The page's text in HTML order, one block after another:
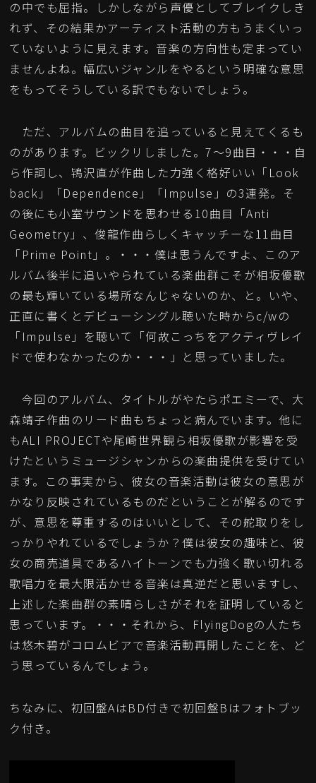
の中でも屈指。しかしながら声優としてブレイクしき
れず、その結果かアーティスト活動の方もうまくいっ
ていないように見えます。音楽の方向性も定まってい
ませんよね。幅広いジャンルをやるという明確な意思
をもってそうしている訳でもないでしょう。
ただ、アルバムの曲目を追っていると見えてくるも
のがあります。ビックリしました。7～9曲目・・・自
ら作詞し、鴇沢直が作曲した力強く格好いい「Look
back」「Dependence」「Impulse」の3連発。そ
の後にも小室サウンドを思わせる10曲目「Anti
Geometry」、俊龍作曲らしくキャッチーな11曲目
「Prime Point」。・・・僕は思うんですよ、このア
ルバム後半に追いやられている楽曲群こそが相坂優歌
の最も輝いている場所なんじゃないのか、と。いや、
正直に書くとデビューシングル聴いた時からc/wの
「Impulse」を聴いて「何故こっちをアクティヴレイ
ドで使わなかったのか・・・」と思っていました。
今回のアルバム、タイトルがやたらポエミーで、大
森靖子作曲のリード曲もちょっと病んでいます。他に
もALI PROJECTや尾崎世界観ら相坂優歌が影響を受
けたというミュージシャンからの楽曲提供を受けてい
ます。この事実から、彼女の音楽活動は彼女の意思が
かなり反映されているものだということが解るのです
が、意思を尊重するのはいいとして、その舵取りをし
っかりやれているでしょうか？僕は彼女の趣味と、彼
女の商売道具であるハイトーンでも力強く歌い切れる
歌唱力を最大限活かせる音楽は真逆だと思いますし、
上述した楽曲群の素晴らしさがそれを証明していると
思っています。・・・それから、FlyingDogの人たち
は悠木碧がコロムビアで音楽活動再開したことを、ど
う思っているんでしょう。
ちなみに、初回盤AはBD付きで初回盤Bはフォトブッ
ク付き。